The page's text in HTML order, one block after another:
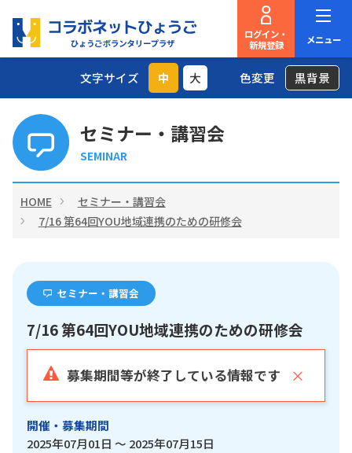
ログイン・
新規登録
メニュー
文字サイズ 中 大 色変更 黒背景
セミナー・講習会
SEMINAR
HOME
セミナー・講習会
7/16 第64回YOU地域連携のための研修会
セミナー・講習会
7/16 第64回YOU地域連携のための研修会
×
募集期間等が終了している情報です
開催・募集期間
2025年07月01日 ～ 2025年07月15日